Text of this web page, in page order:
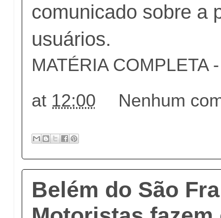
comunicado sobre a
usuários.
MATÉRIA COMPLETA
at 12:00 Nenhum
Belém do São